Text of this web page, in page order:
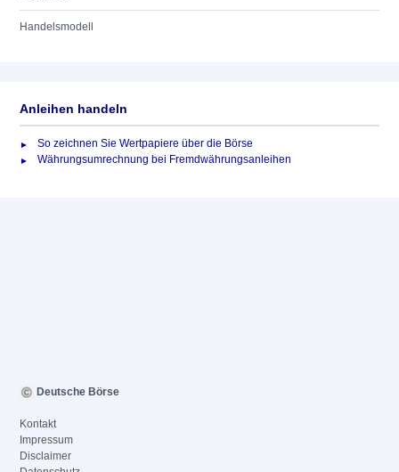
Handelsmodell
Anleihen handeln
So zeichnen Sie Wertpapiere über die Börse
Währungsumrechnung bei Fremdwährungsanleihen
Deutsche Börse
Kontakt
Impressum
Disclaimer